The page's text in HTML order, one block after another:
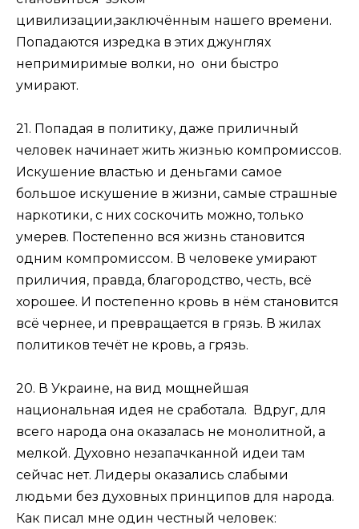
цивилизации,заключённым нашего времени.
Попадаются изредка в этих джунглях
непримиримые волки, но они быстро
умирают.
21. Попадая в политику, даже приличный
человек начинает жить жизнью компромиссов.
Искушение властью и деньгами самое
большое искушение в жизни, самые страшные
наркотики, с них соскочить можно, только
умерев. Постепенно вся жизнь становится
одним компромиссом. В человеке умирают
приличия, правда, благородство, честь, всё
хорошее. И постепенно кровь в нём становится
всё чернее, и превращается в грязь. В жилах
политиков течёт не кровь, а грязь.
20. В Украине, на вид мощнейшая
национальная идея не сработала. Вдруг, для
всего народа она оказалась не монолитной, а
мелкой. Духовно незапачканной идеи там
сейчас нет. Лидеры оказались слабыми
людьми без духовных принципов для народа.
Как писал мне один честный человек: